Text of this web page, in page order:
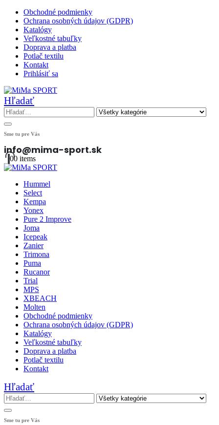
Obchodné podmienky
Ochrana osobných údajov (GDPR)
Katalógy
Veľkostné tabuľky
Doprava a platba
Potlač textilu
Kontakt
Prihlásiť sa
Hľadať
Sme tu pre Vás
info@mima-sport.sk
00 items
Hummel
Select
Kempa
Yonex
Pure 2 Improve
Joma
Icepeak
Zanier
Trimona
Puma
Rucanor
Trial
MPS
XBEACH
Molten
Obchodné podmienky
Ochrana osobných údajov (GDPR)
Katalógy
Veľkostné tabuľky
Doprava a platba
Potlač textilu
Kontakt
Hľadať
Sme tu pre Vás